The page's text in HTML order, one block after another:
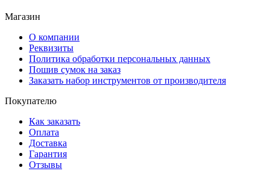
Магазин
О компании
Реквизиты
Политика обработки персональных данных
Пошив сумок на заказ
Заказать набор инструментов от производителя
Покупателю
Как заказать
Оплата
Доставка
Гарантия
Отзывы